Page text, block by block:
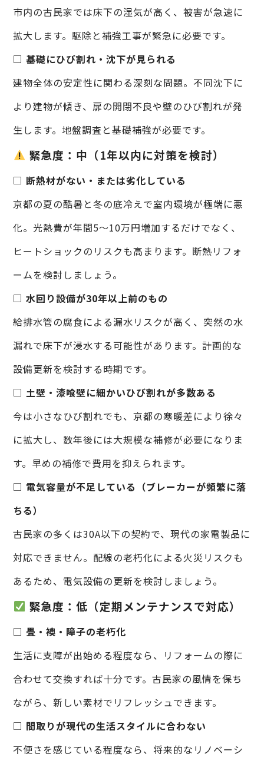
市内の古民家では床下の湿気が高く、被害が急速に
拡大します。駆除と補強工事が緊急に必要です。
□ 基礎にひび割れ・沈下が見られる
建物全体の安定性に関わる深刻な問題。不同沈下に
より建物が傾き、扉の開閉不良や壁のひび割れが発
生します。地盤調査と基礎補強が必要です。
緊急度：中（1年以内に対策を検討）
□ 断熱材がない・または劣化している
京都の夏の酷暑と冬の底冷えで室内環境が極端に悪
化。光熱費が年間5〜10万円増加するだけでなく、
ヒートショックのリスクも高まります。断熱リフォ
ームを検討しましょう。
□ 水回り設備が30年以上前のもの
給排水管の腐食による漏水リスクが高く、突然の水
漏れで床下が浸水する可能性があります。計画的な
設備更新を検討する時期です。
□ 土壁・漆喰壁に細かいひび割れが多数ある
今は小さなひび割れでも、京都の寒暖差により徐々
に拡大し、数年後には大規模な補修が必要になりま
す。早めの補修で費用を抑えられます。
□ 電気容量が不足している（ブレーカーが頻繁に落
ちる）
古民家の多くは30A以下の契約で、現代の家電製品に
対応できません。配線の老朽化による火災リスクも
あるため、電気設備の更新を検討しましょう。
緊急度：低（定期メンテナンスで対応）
□ 畳・襖・障子の老朽化
生活に支障が出始める程度なら、リフォームの際に
合わせて交換すれば十分です。古民家の風情を保ち
ながら、新しい素材でリフレッシュできます。
□ 間取りが現代の生活スタイルに合わない
不便さを感じている程度なら、将来的なリノベーシ